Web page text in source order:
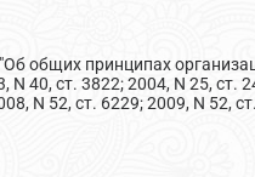
общих принципах
40, ст. 3822; 2004, N 25, ст.
N 52, ст. 6229; 2009, N 52,